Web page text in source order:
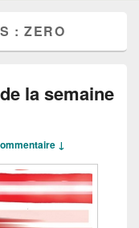
:ZERO
la semaine
↓